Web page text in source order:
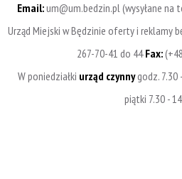
Email:um@um.bedzin.pl (wysyłane na
Urząd Miejski w Będzinie oferty i reklamy
267-70-41 do 44Fax:
W poniedziałki urząd czynnygodz. 7.30
piątki 7.30 -